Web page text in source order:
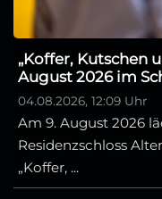
„Koffer, Kutschen
August 2026 im
04.08.2026, 12:09 Uhr
Am 9. August 2026
Residenzschloss
„Koffer, ...